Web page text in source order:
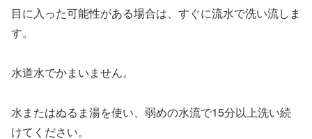
目に入った可能性がある場合は、すぐに流水で洗い流しま
す。
水道水でかまいません。
水またはぬるま湯を使い、弱めの水流で15分以上洗い続
けてください。